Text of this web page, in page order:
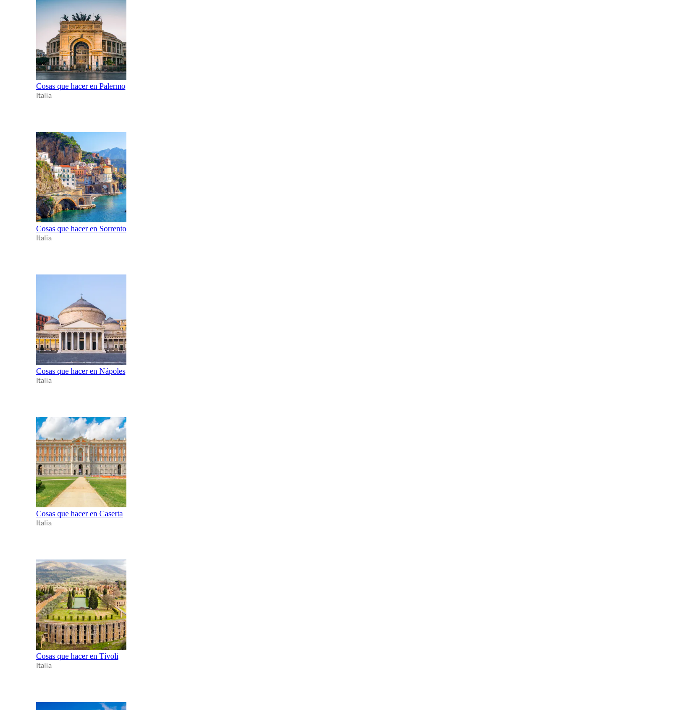
Cosas que hacer en Palermo
Italia
Cosas que hacer en Sorrento
Italia
Cosas que hacer en Nápoles
Italia
Cosas que hacer en Caserta
Italia
Cosas que hacer en Tívoli
Italia